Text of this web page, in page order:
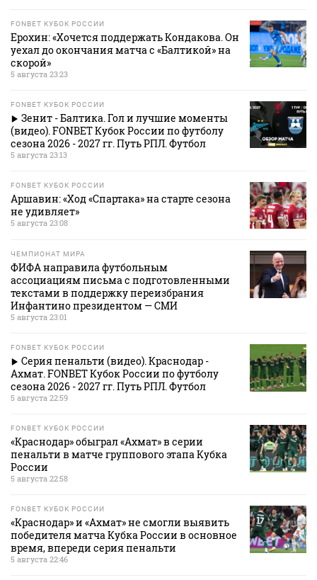
FONBET КУБОК РОССИИ
Ерохин: «Хочется поддержать Кондакова. Он
уехал до окончания матча с «Балтикой» на
скорой»
5 августа 23:23
FONBET КУБОК РОССИИ
Зенит - Балтика. Гол и лучшие моменты
(видео). FONBET Кубок России по футболу
сезона 2026 - 2027 гг. Путь РПЛ. Футбол
5 августа 23:13
FONBET КУБОК РОССИИ
Аршавин: «Ход «Спартака» на старте сезона
не удивляет»
5 августа 23:08
ЧЕМПИОНАТ МИРА
ФИФА направила футбольным
ассоциациям письма с подготовленными
текстами в поддержку переизбрания
Инфантино президентом — СМИ
5 августа 23:01
FONBET КУБОК РОССИИ
Серия пенальти (видео). Краснодар -
Ахмат. FONBET Кубок России по футболу
сезона 2026 - 2027 гг. Путь РПЛ. Футбол
5 августа 22:59
FONBET КУБОК РОССИИ
«Краснодар» обыграл «Ахмат» в серии
пенальти в матче группового этапа Кубка
России
5 августа 22:58
FONBET КУБОК РОССИИ
«Краснодар» и «Ахмат» не смогли выявить
победителя матча Кубка России в основное
время, впереди серия пенальти
5 августа 22:46